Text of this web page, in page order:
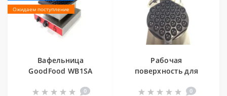
Ожидаем поступление
Вафельница
GoodFood WB1SA
квадратная с0
Рабочая
поверхность для
вафельницы0